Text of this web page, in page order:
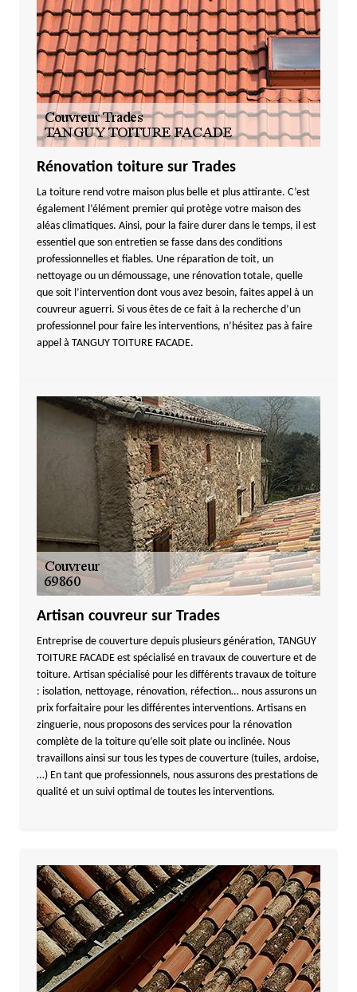
Rénovation toiture sur Trades
La toiture rend votre maison plus belle et plus attirante. C’est
également l’élément premier qui protège votre maison des
aléas climatiques. Ainsi, pour la faire durer dans le temps, il est
essentiel que son entretien se fasse dans des conditions
professionnelles et fiables. Une réparation de toit, un
nettoyage ou un démoussage, une rénovation totale, quelle
que soit l’intervention dont vous avez besoin, faites appel à un
couvreur aguerri. Si vous êtes de ce fait à la recherche d’un
professionnel pour faire les interventions, n’hésitez pas à faire
appel à TANGUY TOITURE FACADE.
Artisan couvreur sur Trades
Entreprise de couverture depuis plusieurs génération, TANGUY
TOITURE FACADE est spécialisé en travaux de couverture et de
toiture. Artisan spécialisé pour les différents travaux de toiture
: isolation, nettoyage, rénovation, réfection… nous assurons un
prix forfaitaire pour les différentes interventions. Artisans en
zinguerie, nous proposons des services pour la rénovation
complète de la toiture qu’elle soit plate ou inclinée. Nous
travaillons ainsi sur tous les types de couverture (tuiles, ardoise,
…) En tant que professionnels, nous assurons des prestations de
qualité et un suivi optimal de toutes les interventions.